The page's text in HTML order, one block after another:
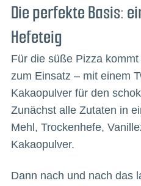
Die perfekte Basis:
Hefeteig
Für die süße Pizza
zum Einsatz – mit einem
Kakaopulver für den
Zunächst alle Zutaten in
Mehl, Trockenhefe,
Kakaopulver.
Dann nach und nach das